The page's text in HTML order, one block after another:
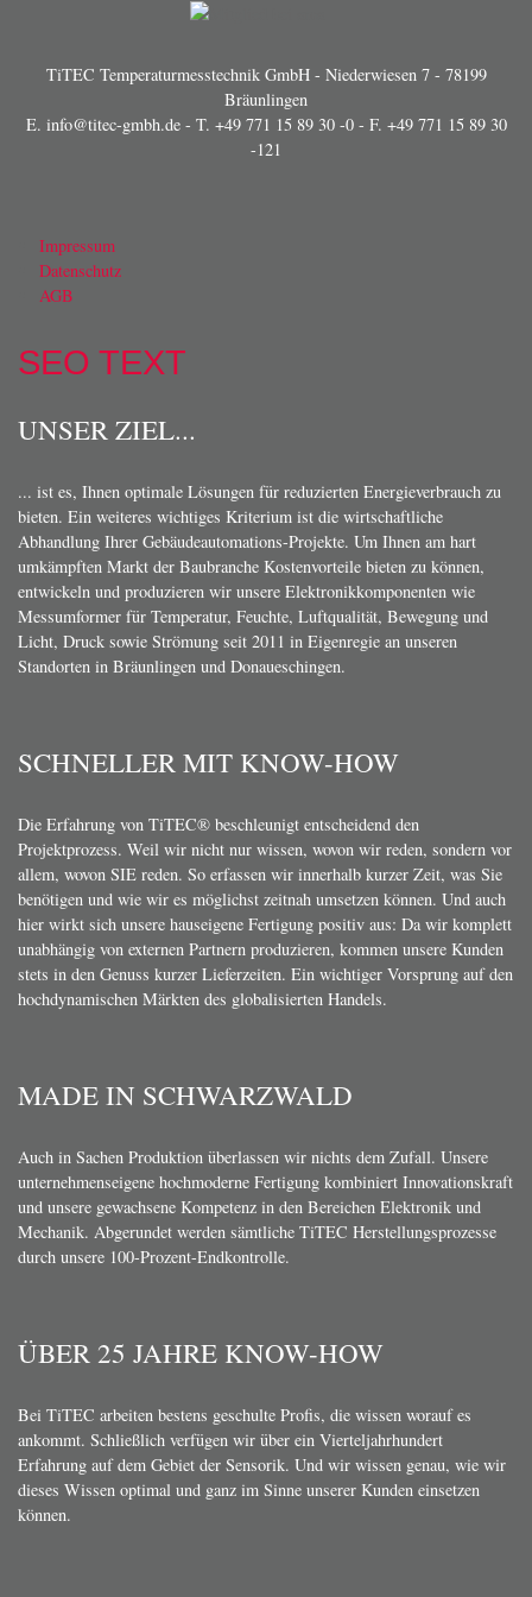
TiTEC Temperaturmesstechnik GmbH - Niederwiesen 7 - 78199
Bräunlingen
E. info@titec-gmbh.de- T. +49 771 15 89 30 -0- F. +49 771 15 89 30
-121
Impressum
Datenschutz
AGB
SEO TEXT
UNSER ZIEL...
... ist es, Ihnen optimale Lösungen für reduzierten Energieverbrauch zu
bieten. Ein weiteres wichtiges Kriterium ist die wirtschaftliche
Abhandlung Ihrer Gebäudeautomations-Projekte. Um Ihnen am hart
umkämpften Markt der Baubranche Kostenvorteile bieten zu können,
entwickeln und produzieren wir unsere Elektronikkomponenten wie
Messumformer für Temperatur, Feuchte, Luftqualität, Bewegung und
Licht, Druck sowie Strömung seit 2011 in Eigenregie an unseren
Standorten in Bräunlingen und Donaueschingen.
SCHNELLER MIT KNOW-HOW
Die Erfahrung von TiTEC® beschleunigt entscheidend den
Projektprozess. Weil wir nicht nur wissen, wovon wir reden, sondern vor
allem, wovon SIE reden. So erfassen wir innerhalb kurzer Zeit, was Sie
benötigen und wie wir es möglichst zeitnah umsetzen können. Und auch
hier wirkt sich unsere hauseigene Fertigung positiv aus: Da wir komplett
unabhängig von externen Partnern produzieren, kommen unsere Kunden
stets in den Genuss kurzer Lieferzeiten. Ein wichtiger Vorsprung auf den
hochdynamischen Märkten des globalisierten Handels.
MADE IN SCHWARZWALD
Auch in Sachen Produktion überlassen wir nichts dem Zufall. Unsere
unternehmenseigene hochmoderne Fertigung kombiniert Innovationskraft
und unsere gewachsene Kompetenz in den Bereichen Elektronik und
Mechanik. Abgerundet werden sämtliche TiTEC Herstellungsprozesse
durch unsere 100-Prozent-Endkontrolle.
ÜBER 25 JAHRE KNOW-HOW
Bei TiTEC arbeiten bestens geschulte Profis, die wissen worauf es
ankommt. Schließlich verfügen wir über ein Vierteljahrhundert
Erfahrung auf dem Gebiet der Sensorik. Und wir wissen genau, wie wir
dieses Wissen optimal und ganz im Sinne unserer Kunden einsetzen
können.